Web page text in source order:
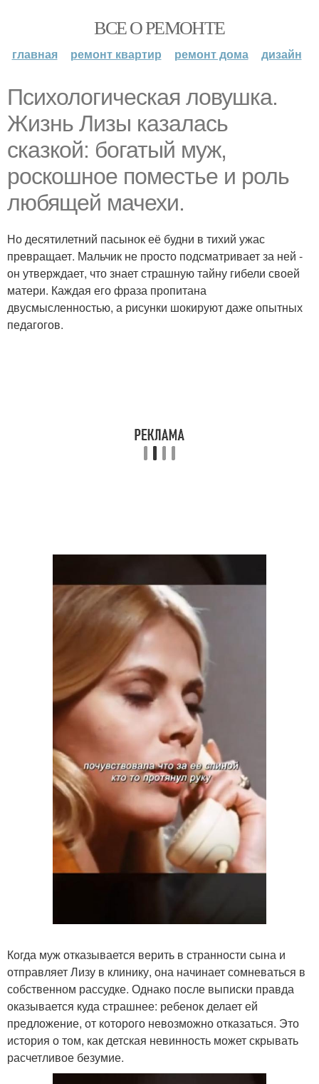
ВСЕ О РЕМОНТЕ
главная ремонт квартир ремонт дома дизайн
Психологическая ловушка.
Жизнь Лизы казалась
сказкой: богатый муж,
роскошное поместье и роль
любящей мачехи.
Но десятилетний пасынок её будни в тихий ужас
превращает. Мальчик не просто подсматривает за ней -
он утверждает, что знает страшную тайну гибели своей
матери. Каждая его фраза пропитана
двусмысленностью, а рисунки шокируют даже опытных
педагогов.
Когда муж отказывается верить в странности сына и
отправляет Лизу в клинику, она начинает сомневаться в
собственном рассудке. Однако после выписки правда
оказывается куда страшнее: ребенок делает ей
предложение, от которого невозможно отказаться. Это
история о том, как детская невинность может скрывать
расчетливое безумие.